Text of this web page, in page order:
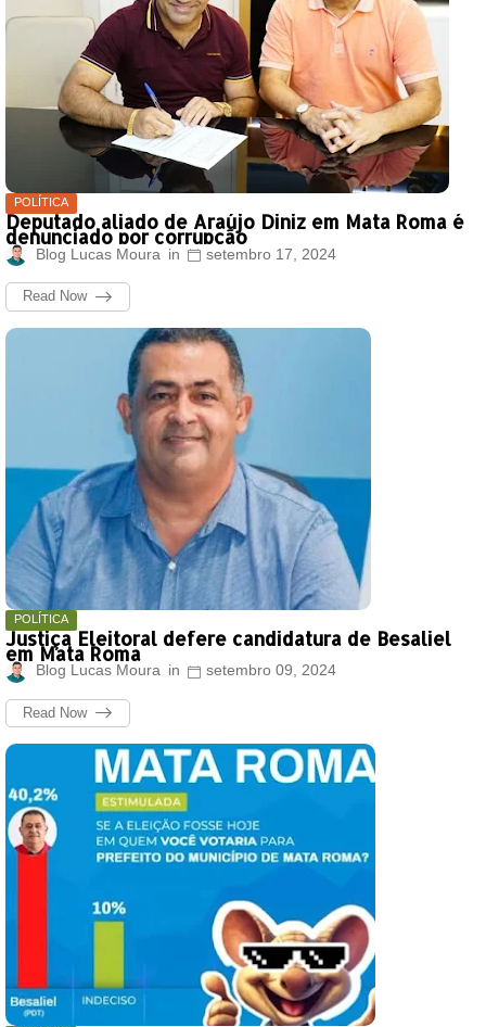
POLÍTICA
Deputado aliado de Araújo Diniz em Mata Roma é
denunciado por corrupção
Blog Lucas Moura setembro 17, 2024
Read Now
POLÍTICA
Justiça Eleitoral defere candidatura de Besaliel
em Mata Roma
Blog Lucas Moura setembro 09, 2024
Read Now